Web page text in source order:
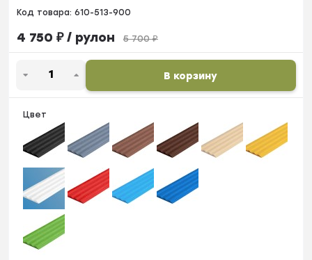
Код товара: 610-513-900
4 750 ₽/ рулон 5 700₽
В корзину
Цвет